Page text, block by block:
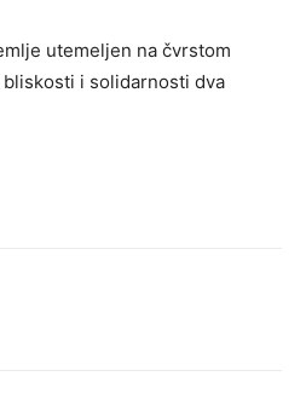
utemeljen na čvrstom
i solidarnosti dva